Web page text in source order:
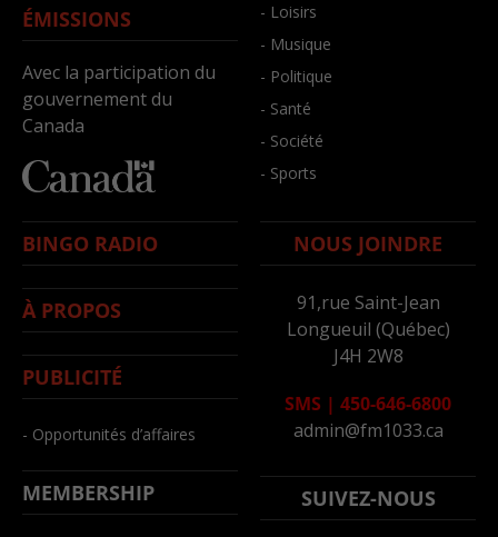
ÉMISSIONS
Avec la participation du
gouvernement du
Canada
- Loisirs
- Musique
- Politique
- Santé
- Société
- Sports
BINGO RADIO
À PROPOS
PUBLICITÉ
- Opportunités d’affaires
MEMBERSHIP
NOUS JOINDRE
91,rue Saint-Jean
Longueuil (Québec)
J4H 2W8
SMS | 450-646-6800
admin@fm1033.ca
SUIVEZ-NOUS